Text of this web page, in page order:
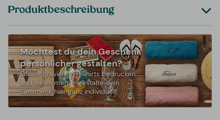
Produktbeschreibung
Möchtest du dein Geschenk
persönlicher gestalten?
Gläser gravieren, T-Shirts bedrucken
und vieles mehr - gestalte dein
Geschenk hier ganz individuell!